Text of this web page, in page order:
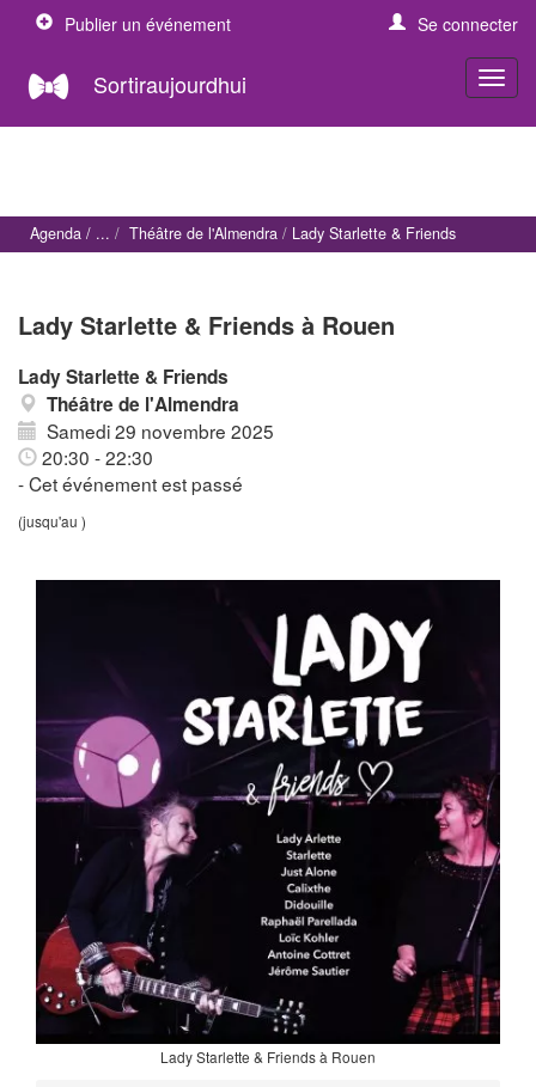
Publier un événement Se connecter
Sortiraujourdhui
Agenda Théâtre de l'Almendra Lady Starlette & Friends
Lady Starlette & Friends à Rouen
Lady Starlette & Friends
Théâtre de l'Almendra
Samedi 29 novembre 2025
20:30 - 22:30
- Cet événement est passé
(jusqu'au )
Lady Starlette & Friends à Rouen